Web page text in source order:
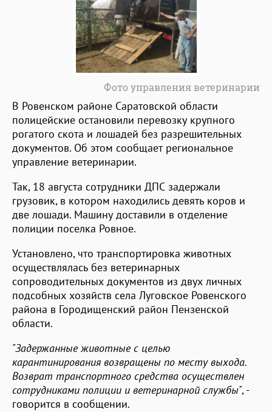
Фото управления ветеринарии
В Ровенском районе Саратовской области
полицейские остановили перевозку крупного
рогатого скота и лошадей без разрешительных
документов. Об этом сообщает региональное
управление ветеринарии.
Так, 18 августа сотрудники ДПС задержали
грузовик, в котором находились девять коров и
две лошади. Машину доставили в отделение
полиции поселка Ровное.
Установлено, что транспортировка животных
осуществлялась без ветеринарных
сопроводительных документов из двух личных
подсобных хозяйств села Луговское Ровенского
района в Городищенский район Пензенской
области.
"Задержанные животные с целью
карантинирования возвращены по месту выхода.
Возврат транспортного средства осуществлен
сотрудниками полиции и ветеринарной службы", -
говорится в сообщении.